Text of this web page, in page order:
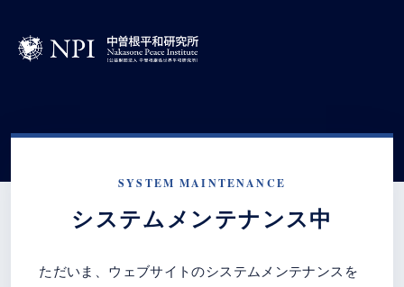
SYSTEM MAINTENANCE
システムメンテナンス中
ただいま、ウェブサイトのシステムメンテナンスを